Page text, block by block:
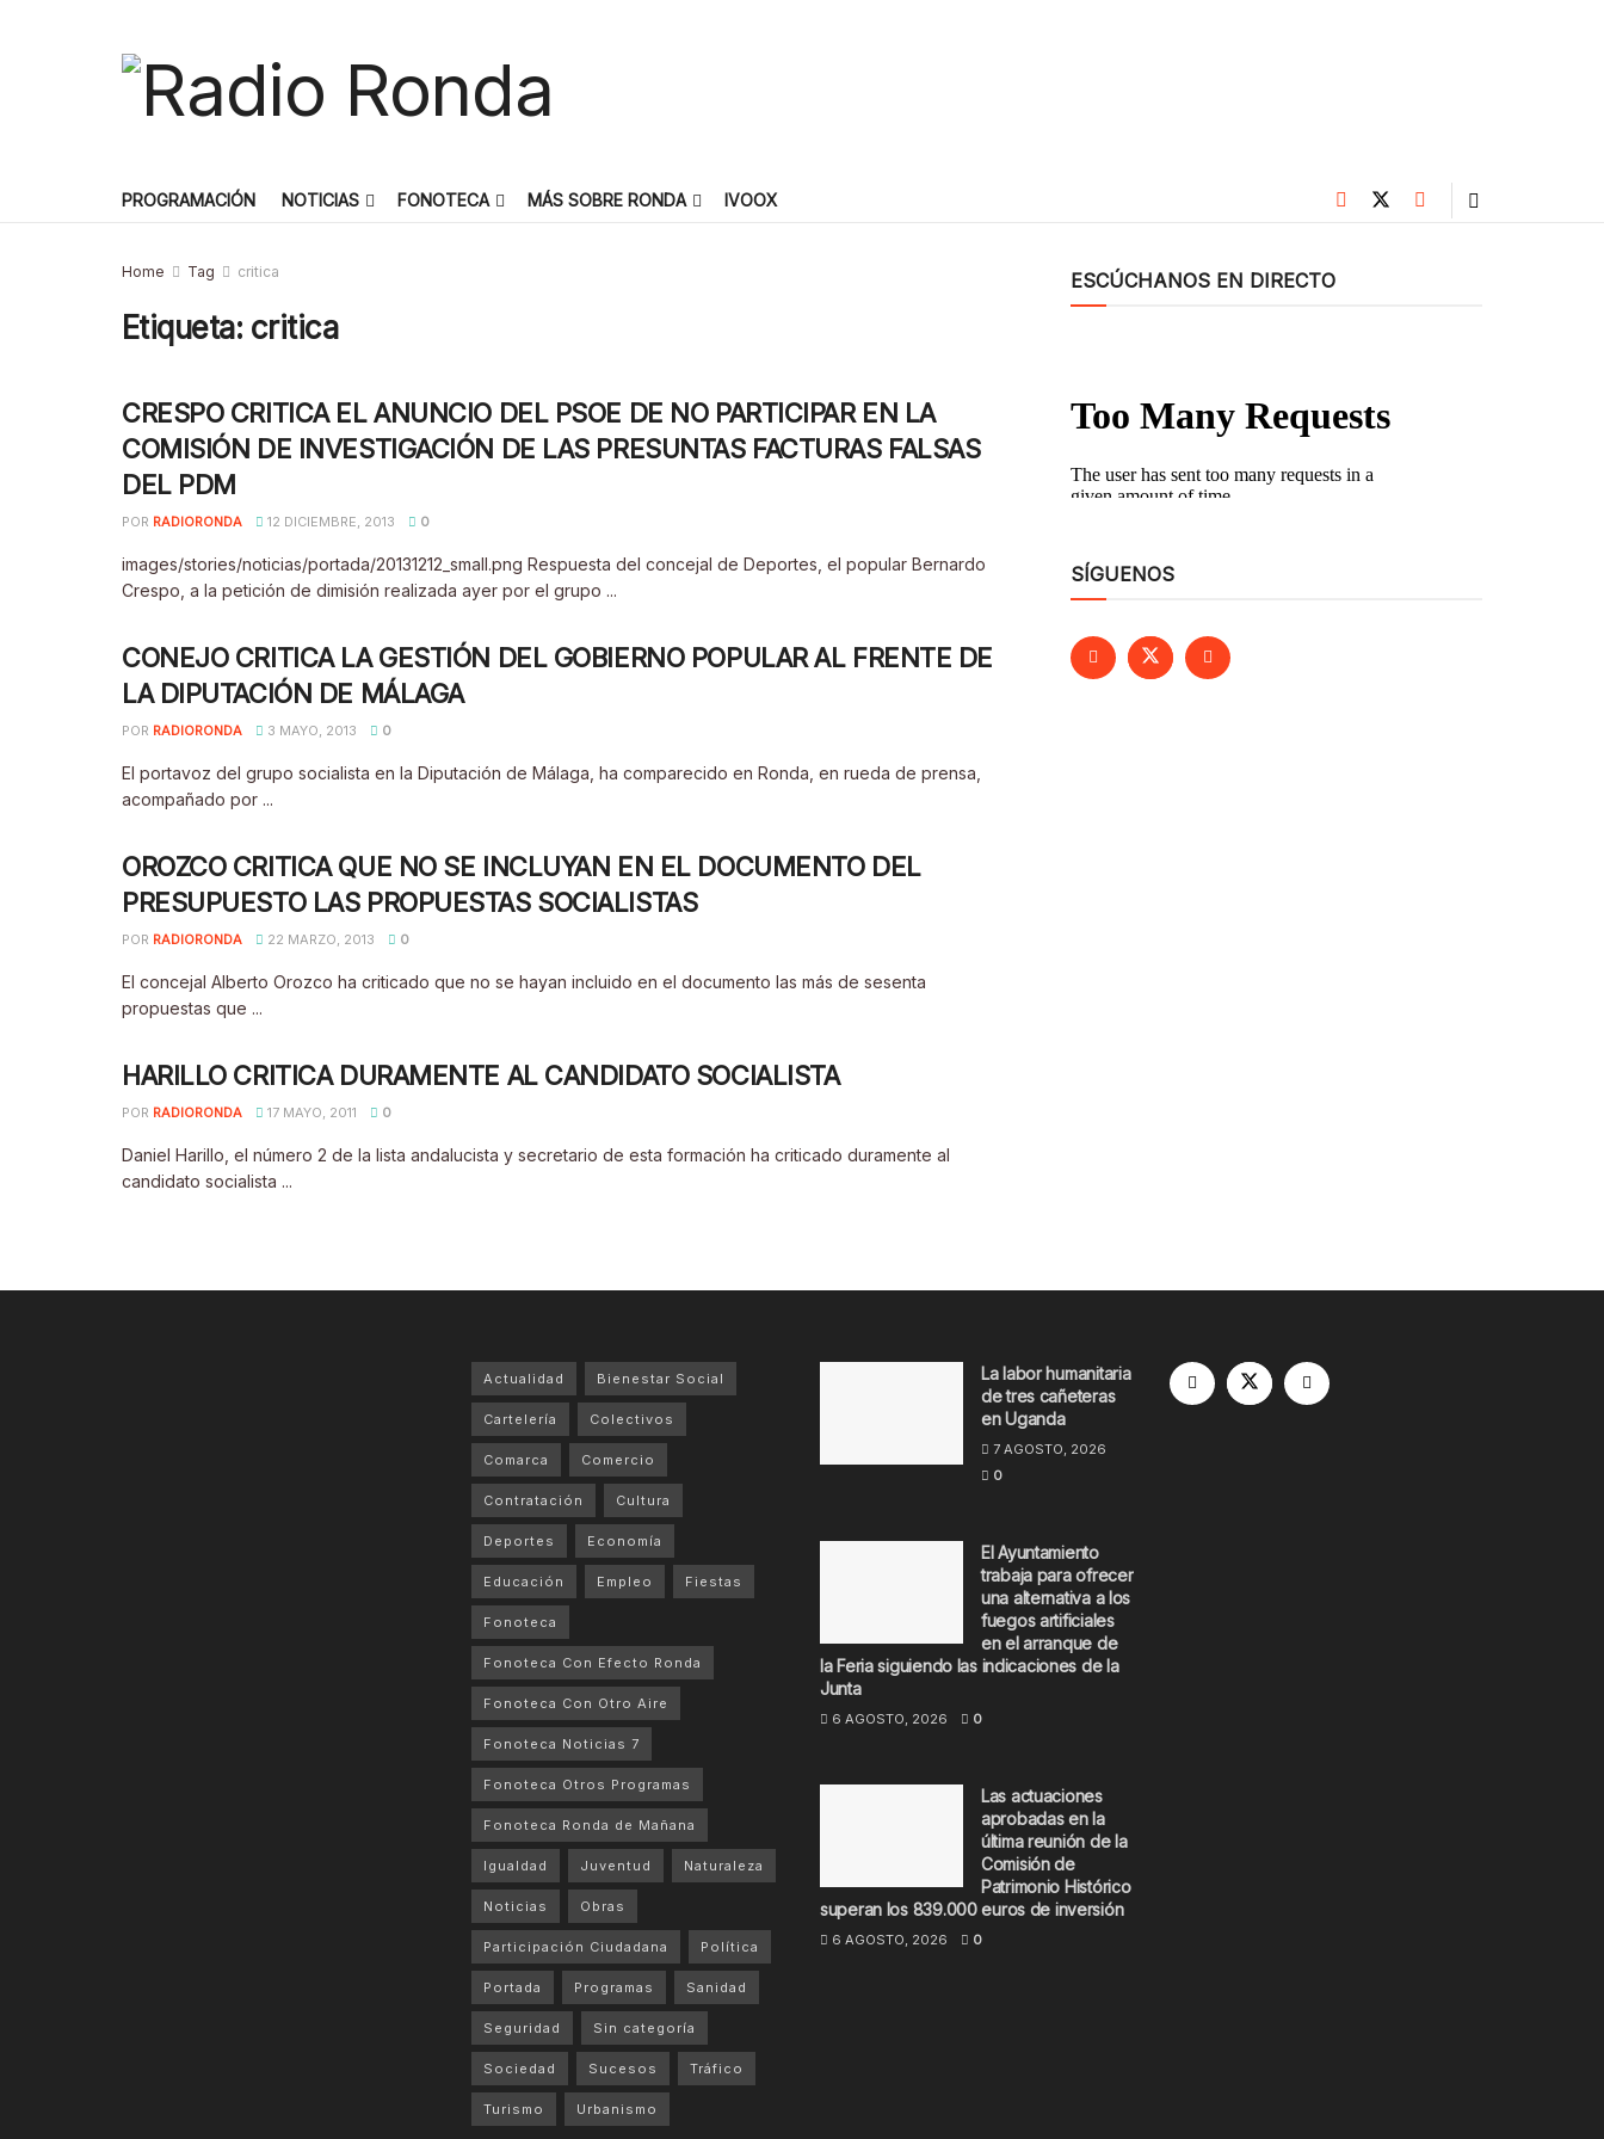
PROGRAMACIÓN NOTICIAS FONOTECA MÁS SOBRE RONDA IVOOX
Home Tag critica
Etiqueta: critica
CRESPO CRITICA EL ANUNCIO DEL PSOE DE NO PARTICIPAR EN LA
COMISIÓN DE INVESTIGACIÓN DE LAS PRESUNTAS FACTURAS FALSAS
DEL PDM
POR RADIORONDA 12 DICIEMBRE, 2013 0
images/stories/noticias/portada/20131212_small.png Respuesta del concejal de Deportes, el popular Bernardo
Crespo, a la petición de dimisión realizada ayer por el grupo ...
CONEJO CRITICA LA GESTIÓN DEL GOBIERNO POPULAR AL FRENTE DE
LA DIPUTACIÓN DE MÁLAGA
POR RADIORONDA 3 MAYO, 2013 0
El portavoz del grupo socialista en la Diputación de Málaga, ha comparecido en Ronda, en rueda de prensa,
acompañado por ...
OROZCO CRITICA QUE NO SE INCLUYAN EN EL DOCUMENTO DEL
PRESUPUESTO LAS PROPUESTAS SOCIALISTAS
POR RADIORONDA 22 MARZO, 2013 0
El concejal Alberto Orozco ha criticado que no se hayan incluido en el documento las más de sesenta
propuestas que ...
HARILLO CRITICA DURAMENTE AL CANDIDATO SOCIALISTA
POR RADIORONDA 17 MAYO, 2011 0
Daniel Harillo, el número 2 de la lista andalucista y secretario de esta formación ha criticado duramente al
candidato socialista ...
ESCÚCHANOS EN DIRECTO
SÍGUENOS
Actualidad Bienestar Social
Cartelería Colectivos
Comarca Comercio
Contratación Cultura
Deportes Economía
Educación Empleo Fiestas
Fonoteca
Fonoteca Con Efecto Ronda
Fonoteca Con Otro Aire
Fonoteca Noticias 7
Fonoteca Otros Programas
Fonoteca Ronda de Mañana
Igualdad Juventud Naturaleza
Noticias Obras
Participación Ciudadana Política
Portada Programas Sanidad
Seguridad Sin categoría
Sociedad Sucesos Tráfico
Turismo Urbanismo
La labor humanitaria
de tres cañeteras
en Uganda
7 AGOSTO, 2026
0
El Ayuntamiento
trabaja para ofrecer
una alternativa a los
fuegos artificiales
en el arranque de
la Feria siguiendo las indicaciones de la
Junta
6 AGOSTO, 2026 0
Las actuaciones
aprobadas en la
última reunión de la
Comisión de
Patrimonio Histórico
superan los 839.000 euros de inversión
6 AGOSTO, 2026 0